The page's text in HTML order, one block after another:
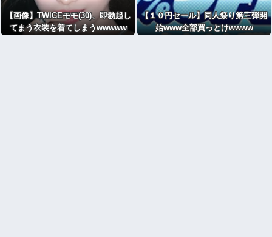
【画像】TWICEモモ(30)、即勃起し
てまう衣装を着てしまうwwwww
【１０円セール】同人祭り第三弾開
始www全部買っとけwwww